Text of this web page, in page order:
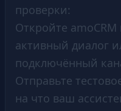
проверки:
Откройте
активный диалог
подключённый
Отправьте
на что ваш